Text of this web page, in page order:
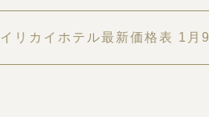
イリカイホテル最新価格表 1月9